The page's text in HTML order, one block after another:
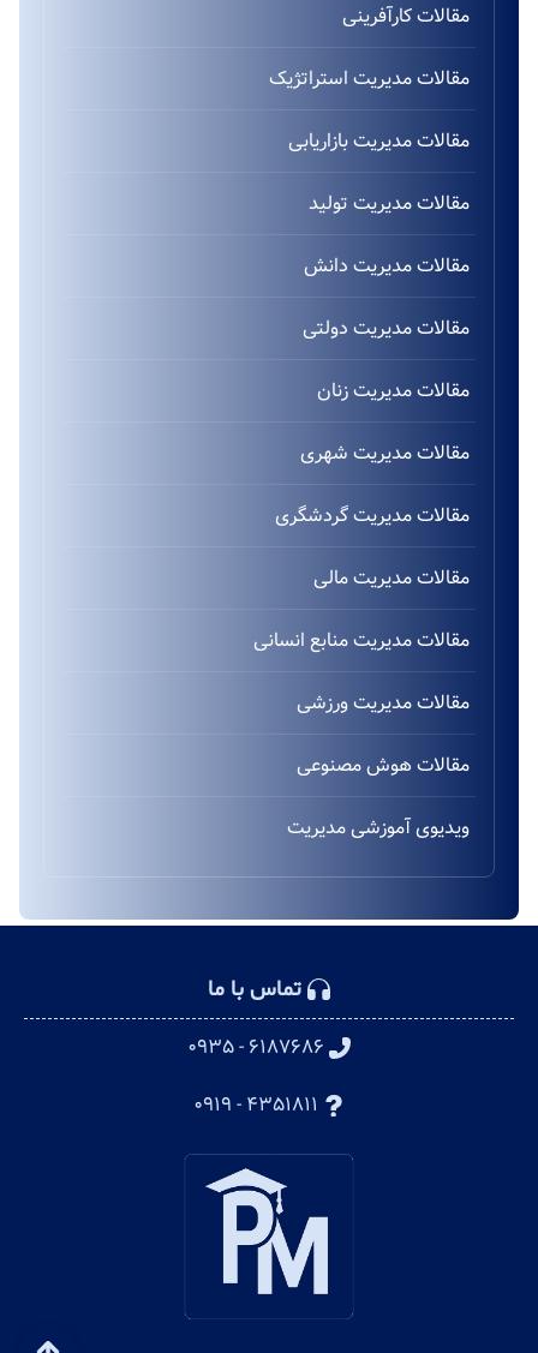
مقالات کارآفرینی
مقالات مدیریت استراتژیک
مقالات مدیریت بازاریابی
مقالات مدیریت تولید
مقالات مدیریت دانش
مقالات مدیریت دولتی
مقالات مدیریت زنان
مقالات مدیریت شهری
مقالات مدیریت گردشگری
مقالات مدیریت مالی
مقالات مدیریت منابع انسانی
مقالات مدیریت ورزشی
مقالات هوش مصنوعی
ویدیوی آموزشی مدیریت
تماس با ما
۶۱۸۷۶۸۶ - ۰۹۳۵